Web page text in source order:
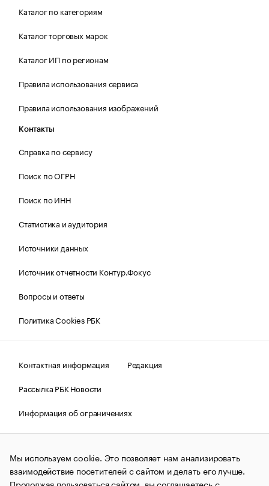
Каталог по категориям
Каталог торговых марок
Каталог ИП по регионам
Правила использования сервиса
Правила использования изображений
Контакты
Справка по сервису
Поиск по ОГРН
Поиск по ИНН
Статистика и аудитория
Источники данных
Источник отчетности Контур.Фокус
Вопросы и ответы
Политика Cookies РБК
Контактная информация
Редакция
Рассылка РБК Новости
Информация об ограничениях
Правовая информация
О соблюдении авторских прав
© АО «РОСБИЗНЕСКОНСАЛТИНГ»,1995–2026.Сообщения
и материалы информационного агентства «РБК»
(зарегистрировано Федеральной службой по надзору в сфере
Мы используем cookie. Это позволяет нам анализировать
взаимодействие посетителей с сайтом и делать его лучше.